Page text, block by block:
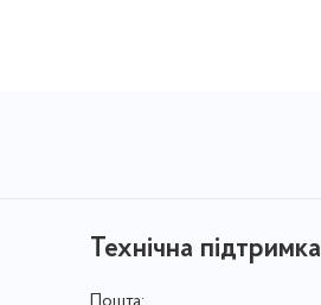
Технічна підтримка